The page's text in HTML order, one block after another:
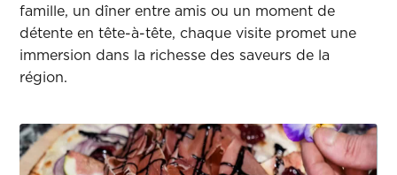
famille, un dîner entre amis ou un moment de
détente en tête-à-tête, chaque visite promet une
immersion dans la richesse des saveurs de la
région.